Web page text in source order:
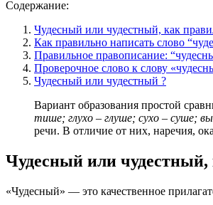
Содержание:
Чудесный или чудестный, как
Как правильно написать слово
Правильное правописание:
Проверочное слово к слову
Чудесный или чудестный ?
Вариант образования простой
тише; глухо – глуше; сухо – суше;
речи. В отличие от них, наречия,
Чудесный или чудестный,
«Чудесный» — это качественное